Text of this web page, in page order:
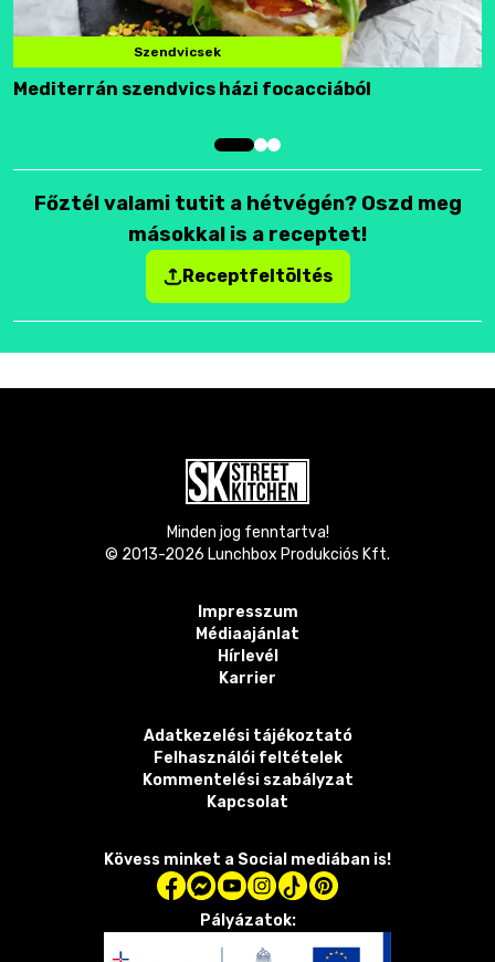
Szendvicsek
Mediterrán szendvics házi focacciából
Főztél valami tutit a hétvégén? Oszd meg
másokkal is a receptet!
Receptfeltöltés
Minden jog fenntartva!
© 2013-2026 Lunchbox Produkciós Kft.
Impresszum
Médiaajánlat
Hírlevél
Karrier
Adatkezelési tájékoztató
Felhasználói feltételek
Kommentelési szabályzat
Kapcsolat
Kövess minket a Social mediában is!
Pályázatok: